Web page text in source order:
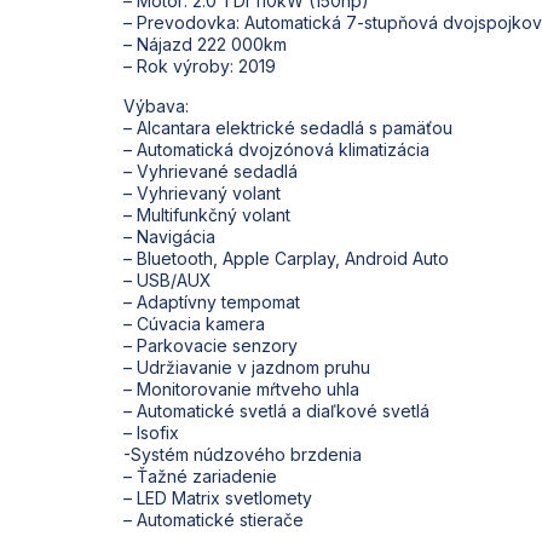
– Prevodovka: Automatická 7-stupňová
– Nájazd 222 000km
– Rok výroby: 2019
Výbava:
– Alcantara elektrické sedadlá s pamäťou
– Automatická dvojzónová klimatizácia
– Vyhrievané sedadlá
– Vyhrievaný volant
– Multifunkčný volant
– Navigácia
– Bluetooth, Apple Carplay, Android Auto
– USB/AUX
– Adaptívny tempomat
– Cúvacia kamera
– Parkovacie senzory
– Udržiavanie v jazdnom pruhu
– Monitorovanie mŕtveho uhla
– Automatické svetlá a diaľkové svetlá
– Isofix
-Systém núdzového brzdenia
– Ťažné zariadenie
– LED Matrix svetlomety
– Automatické stierače